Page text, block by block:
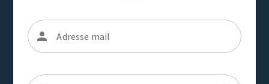
Adresse mail